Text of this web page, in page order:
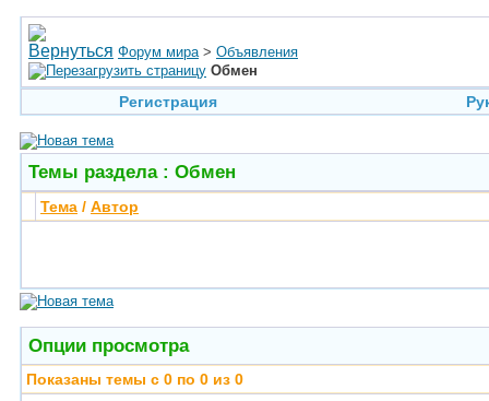
Форум мира > Объявления
Обмен
Регистрация
Темы раздела: Обмен
Тема / Автор
Опции просмотра
Показаны темы с 0 по 0 из 0